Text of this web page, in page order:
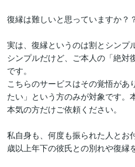
復縁は難しいと思っていますか？
実は、復縁というのは割とシンプ
シンプルだけど、ご本人の「絶対
です。
こちらのサービスはその覚悟があ
たい」という方のみが対象です。
本気の方だけご依頼ください。
私自身も、何度も振られた人とお
歳以上年下の彼氏との別れや復縁